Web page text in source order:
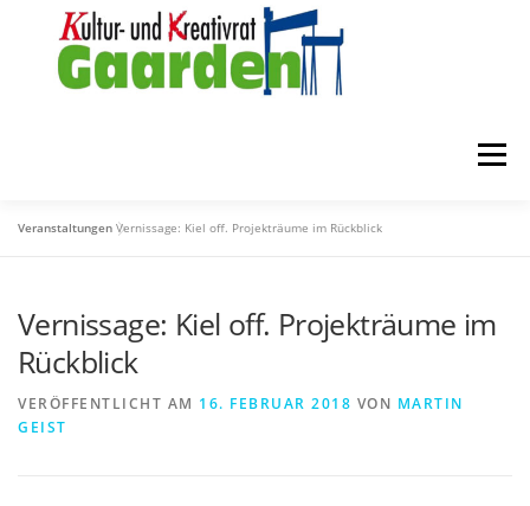
Menü
MITGLIEDER KONTAKT
Veranstaltungen Vernissage: Kiel off. Projekträume im Rückblick
Vernissage: Kiel off. Projekträume im
Rückblick
VERÖFFENTLICHT AM 16. FEBRUAR 2018 VON MARTIN
GEIST